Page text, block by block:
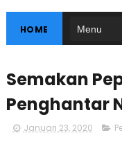
HOME
Semakan
Penghantar
Januari 23, 2020